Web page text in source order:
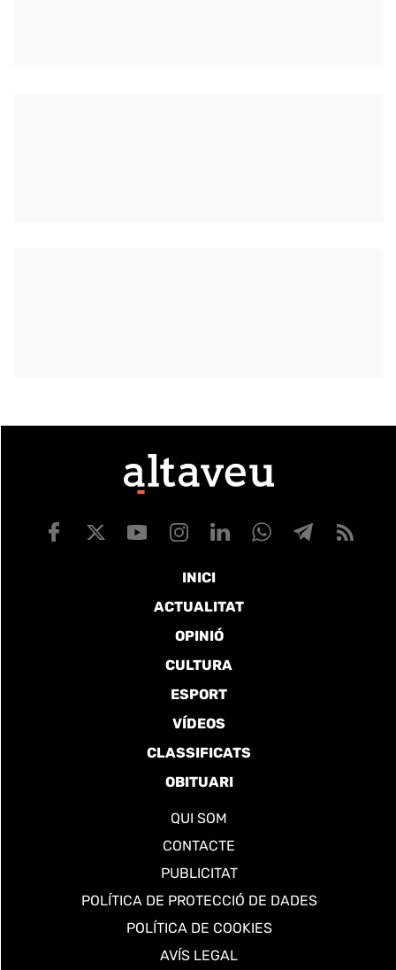
INICI
ACTUALITAT
OPINIÓ
CULTURA
ESPORT
VÍDEOS
CLASSIFICATS
OBITUARI
QUI SOM
CONTACTE
PUBLICITAT
POLÍTICA DE PROTECCIÓ DE DADES
POLÍTICA DE COOKIES
AVÍS LEGAL